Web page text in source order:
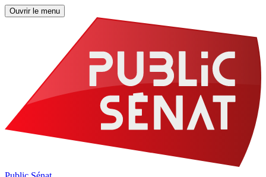
Ouvrir le menu